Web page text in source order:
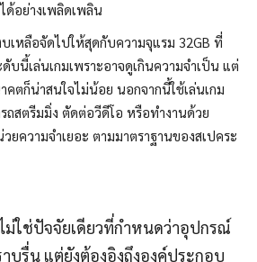
ด้อย่างเพลิดเพลิน
เหลือจัดไปให้สุดกับความจุแรม 32GB ที่
บนี้เล่นเกมเพราะอาจดูเกินความจำเป็น แต่
คตก็น่าสนใจไม่น้อย นอกจากนี้ใช้เล่นเกม
ถสตรีมมิ่ง ตัดต่อวีดีโอ หรือทำงานด้วย
ยความจำเยอะ ตามมาตราฐานของสเปคระ
ม่ใช่ปัจจัยเดียวที่กำหนดว่าอุปกรณ์
บรื่น แต่ยังต้องอิงถึงองค์ประกอบ